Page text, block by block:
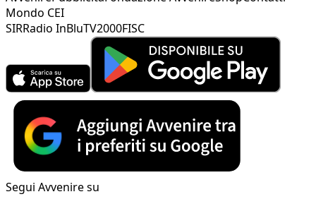
Mondo CEI
SIRRadio InBluTV2000FISC
Segui Avvenire su